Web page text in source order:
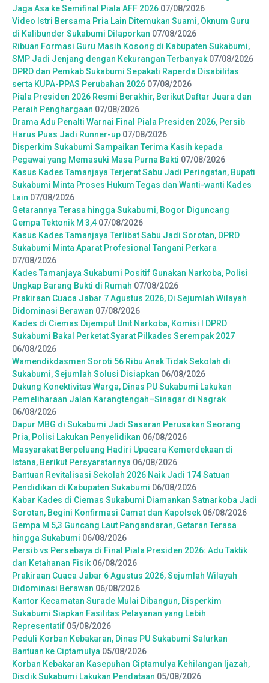
Jaga Asa ke Semifinal Piala AFF 2026 07/08/2026
Video Istri Bersama Pria Lain Ditemukan Suami, Oknum Guru
di Kalibunder Sukabumi Dilaporkan 07/08/2026
Ribuan Formasi Guru Masih Kosong di Kabupaten Sukabumi,
SMP Jadi Jenjang dengan Kekurangan Terbanyak 07/08/2026
DPRD dan Pemkab Sukabumi Sepakati Raperda Disabilitas
serta KUPA-PPAS Perubahan 2026 07/08/2026
Piala Presiden 2026 Resmi Berakhir, Berikut Daftar Juara dan
Peraih Penghargaan 07/08/2026
Drama Adu Penalti Warnai Final Piala Presiden 2026, Persib
Harus Puas Jadi Runner-up 07/08/2026
Disperkim Sukabumi Sampaikan Terima Kasih kepada
Pegawai yang Memasuki Masa Purna Bakti 07/08/2026
Kasus Kades Tamanjaya Terjerat Sabu Jadi Peringatan, Bupati
Sukabumi Minta Proses Hukum Tegas dan Wanti-wanti Kades
Lain 07/08/2026
Getarannya Terasa hingga Sukabumi, Bogor Diguncang
Gempa Tektonik M 3,4 07/08/2026
Kasus Kades Tamanjaya Terlibat Sabu Jadi Sorotan, DPRD
Sukabumi Minta Aparat Profesional Tangani Perkara
07/08/2026
Kades Tamanjaya Sukabumi Positif Gunakan Narkoba, Polisi
Ungkap Barang Bukti di Rumah 07/08/2026
Prakiraan Cuaca Jabar 7 Agustus 2026, Di Sejumlah Wilayah
Didominasi Berawan 07/08/2026
Kades di Ciemas Dijemput Unit Narkoba, Komisi I DPRD
Sukabumi Bakal Perketat Syarat Pilkades Serempak 2027
06/08/2026
Wamendikdasmen Soroti 56 Ribu Anak Tidak Sekolah di
Sukabumi, Sejumlah Solusi Disiapkan 06/08/2026
Dukung Konektivitas Warga, Dinas PU Sukabumi Lakukan
Pemeliharaan Jalan Karangtengah–Sinagar di Nagrak
06/08/2026
Dapur MBG di Sukabumi Jadi Sasaran Perusakan Seorang
Pria, Polisi Lakukan Penyelidikan 06/08/2026
Masyarakat Berpeluang Hadiri Upacara Kemerdekaan di
Istana, Berikut Persyaratannya 06/08/2026
Bantuan Revitalisasi Sekolah 2026 Naik Jadi 174 Satuan
Pendidikan di Kabupaten Sukabumi 06/08/2026
Kabar Kades di Ciemas Sukabumi Diamankan Satnarkoba Jadi
Sorotan, Begini Konfirmasi Camat dan Kapolsek 06/08/2026
Gempa M 5,3 Guncang Laut Pangandaran, Getaran Terasa
hingga Sukabumi 06/08/2026
Persib vs Persebaya di Final Piala Presiden 2026: Adu Taktik
dan Ketahanan Fisik 06/08/2026
Prakiraan Cuaca Jabar 6 Agustus 2026, Sejumlah Wilayah
Didominasi Berawan 06/08/2026
Kantor Kecamatan Surade Mulai Dibangun, Disperkim
Sukabumi Siapkan Fasilitas Pelayanan yang Lebih
Representatif 05/08/2026
Peduli Korban Kebakaran, Dinas PU Sukabumi Salurkan
Bantuan ke Ciptamulya 05/08/2026
Korban Kebakaran Kasepuhan Ciptamulya Kehilangan Ijazah,
Disdik Sukabumi Lakukan Pendataan 05/08/2026